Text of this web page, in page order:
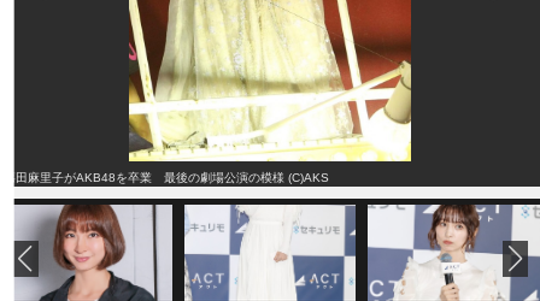
篠田麻里子がAKB48を卒業 最後の劇場公演の模様 (C)AKS